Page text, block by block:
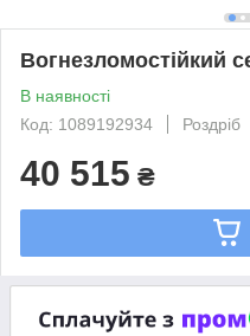
Вогнезломостійкий
В наявності
Код: 1089192934
Роздріб
40 515 ₴